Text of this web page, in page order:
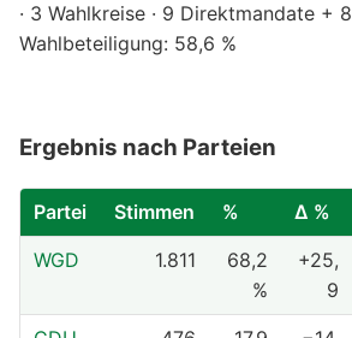
· 3 Wahlkreise · 9 Direktmandate +
Wahlbeteiligung: 58,6 %
Ergebnis nach Parteien
Partei Stimmen % Δ %
WGD
1.811
68,2
%
+25,
9